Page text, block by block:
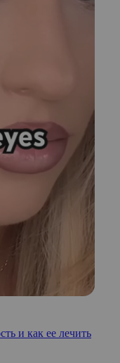
Крис Дженнер
помощь
и как ее лечить